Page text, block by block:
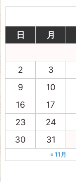
日
月
2
3
9
10
16
17
23
24
30
31
« 11月